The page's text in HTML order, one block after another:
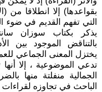
بقواعدها) إلا انطلاقا من
التي تفهم القديم في ضوء
يذكر بكتاب سوزان
بالتناقض الموجود بين
يختزل المعنى الجماعي
تدعي الموضوعية ، إلا أنها
الباحث في تجاوزه